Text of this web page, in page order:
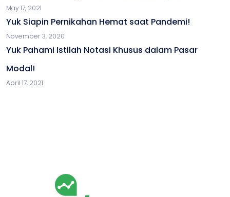
May 17, 2021
Yuk Siapin Pernikahan Hemat saat Pandemi!
November 3, 2020
Yuk Pahami Istilah Notasi Khusus dalam Pasar
Modal!
April 17, 2021